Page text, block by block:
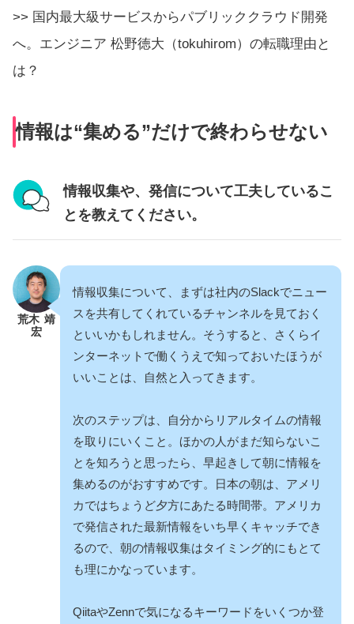
>> 国内最大級サービスからパブリッククラウド開発
へ。エンジニア 松野徳大（tokuhirom）の転職理由と
は？
情報は“集める”だけで終わらせない
情報収集や、発信について工夫しているこ
とを教えてください。
荒木 靖
宏
情報収集について、まずは社内のSlackでニュー
スを共有してくれているチャンネルを見ておく
といいかもしれません。そうすると、さくらイ
ンターネットで働くうえで知っておいたほうが
いいことは、自然と入ってきます。
次のステップは、自分からリアルタイムの情報
を取りにいくこと。ほかの人がまだ知らないこ
とを知ろうと思ったら、早起きして朝に情報を
集めるのがおすすめです。日本の朝は、アメリ
カではちょうど夕方にあたる時間帯。アメリカ
で発信された最新情報をいち早くキャッチでき
るので、朝の情報収集はタイミング的にもとて
も理にかなっています。
QiitaやZennで気になるキーワードをいくつか登